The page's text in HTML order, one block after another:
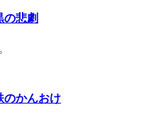
の悲劇
のかんおけ